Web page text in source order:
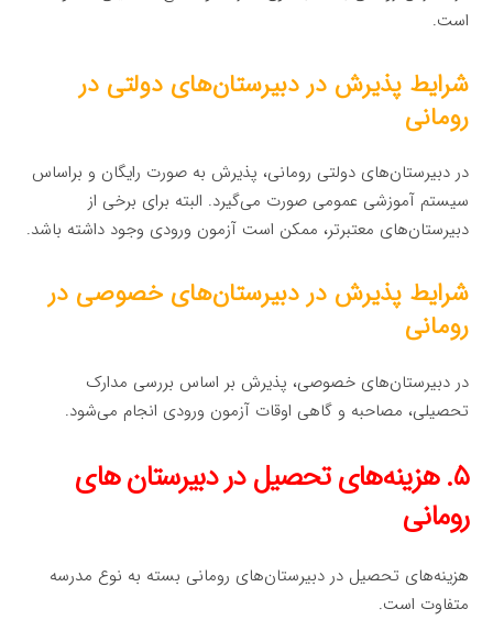
است.
شرایط پذیرش در دبیرستان‌های دولتی در
رومانی
در دبیرستان‌های دولتی رومانی، پذیرش به صورت رایگان و براساس
سیستم آموزشی عمومی صورت می‌گیرد. البته برای برخی از
دبیرستان‌های معتبرتر، ممکن است آزمون ورودی وجود داشته باشد.
شرایط پذیرش در دبیرستان‌های خصوصی در
رومانی
در دبیرستان‌های خصوصی، پذیرش بر اساس بررسی مدارک
تحصیلی، مصاحبه و گاهی اوقات آزمون ورودی انجام می‌شود.
۵. هزینه‌های تحصیل در دبیرستان های
رومانی
هزینه‌های تحصیل در دبیرستان‌های رومانی بسته به نوع مدرسه
متفاوت است.